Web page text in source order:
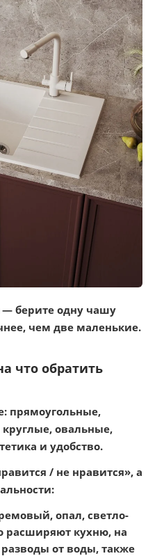
— берите одну чашу
чем две маленькие.
что обратить
прямоугольные,
овальные,
и удобство.
/ не нравится», а
опал, светло-
расширяют кухню, на
от воды, также